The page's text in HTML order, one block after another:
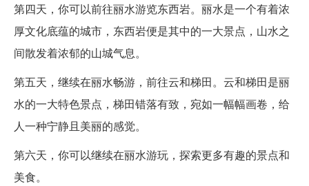
第四天，你可以前往丽水游览东西岩。丽水是一个有着浓
厚文化底蕴的城市，东西岩便是其中的一大景点，山水之
间散发着浓郁的山城气息。
第五天，继续在丽水畅游，前往云和梯田。云和梯田是丽
水的一大特色景点，梯田错落有致，宛如一幅幅画卷，给
人一种宁静且美丽的感觉。
第六天，你可以继续在丽水游玩，探索更多有趣的景点和
美食。